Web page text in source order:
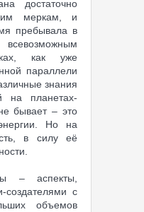
достаточно
меркам, и
пребывала в
как уже
параллели
знания
на планетах-
бывает – это
Но на
в силу её
– аспекты,
с
объемов